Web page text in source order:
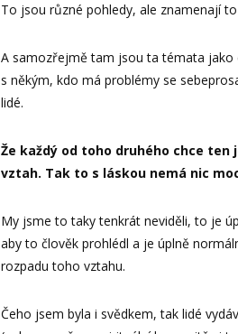
To jsou různé pohledy, ale znamenají
A samozřejmě tam jsou ta témata jako
s někým, kdo má problémy se
lidé.
Že každý od toho druhého chce
vztah. Tak to s láskou nemá nic
My jsme to taky tenkrát neviděli, to je
aby to člověk prohlédl a je úplně
rozpadu toho vztahu.
Čeho jsem byla i svědkem, tak lidé